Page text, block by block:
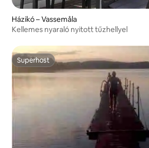
Házikó – Vassemåla
Kellemes nyaraló nyitott tűzhellyel
Superhost
Superhost